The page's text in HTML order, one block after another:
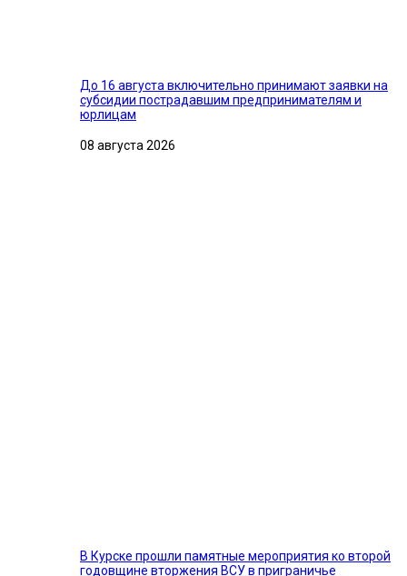
До 16 августа включительно принимают заявки на
субсидии пострадавшим предпринимателям и
юрлицам
08 августа 2026
В Курске прошли памятные мероприятия ко второй
годовщине вторжения ВСУ в приграничье